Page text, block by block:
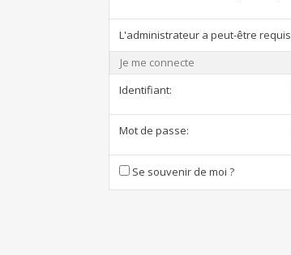
L'administrateur a peut-être
Je me connecte
Identifiant:
Mot de passe:
Se souvenir de moi ?